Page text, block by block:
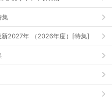
集
新2027年 （2026年度）[特集]